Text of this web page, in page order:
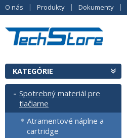
O nás Produkty Dokumenty
KATEGÓRIE
Spotrebný materiál pre
tlačiarne
Atramentové náplne a
cartridge